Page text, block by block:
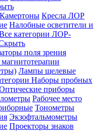
Камертоны Кресла ЛОР
Налобные осветители и
категории ЛОР-
поля зрения
Лампы щелевые
Наборы пробных
приборы
Рабочее место
Тонометры
Экзофтальмометры
Проекторы знаков